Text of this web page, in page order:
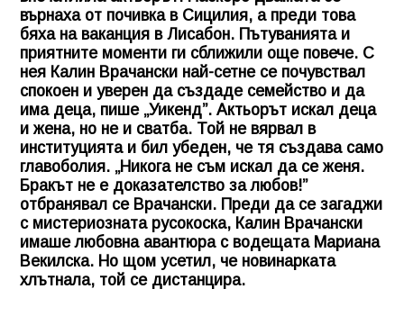
върнаха от почивка в Сицилия, а преди това
бяха на ваканция в Лисабон. Пътуванията и
приятните моменти ги сближили още повече. С
нея Калин Врачански най-сетне се почувствал
спокоен и уверен да създаде семейство и да
има деца, пише „Уикенд”. Актьорът искал деца
и жена, но не и сватба. Той не вярвал в
институцията и бил убеден, че тя създава само
главоболия. „Никога не съм искал да се женя.
Бракът не е доказателство за любов!”
отбранявал се Врачански. Преди да се загаджи
с мистериозната русокоска, Калин Врачански
имаше любовна авантюра с водещата Мариана
Векилска. Но щом усетил, че новинарката
хлътнала, той се дистанцира.